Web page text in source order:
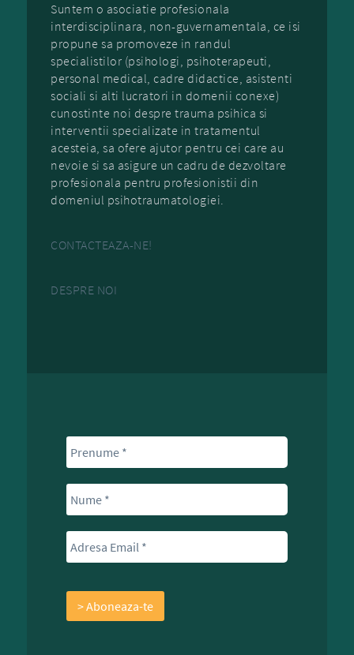
Suntem o asociatie profesionala
interdisciplinara, non-guvernamentala, ce isi
propune sa promoveze in randul
specialistilor (psihologi, psihoterapeuti,
personal medical, cadre didactice, asistenti
sociali si alti lucratori in domenii conexe)
cunostinte noi despre trauma psihica si
interventii specializate in tratamentul
acesteia, sa ofere ajutor pentru cei care au
nevoie si sa asigure un cadru de dezvoltare
profesionala pentru profesionistii din
domeniul psihotraumatologiei.
CONTACTEAZA-NE!
DESPRE NOI